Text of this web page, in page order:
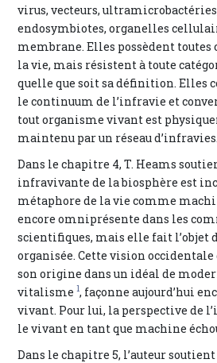
virus, vecteurs,
endosymbiotes, organelles
membrane. Elles possèdent
la vie, mais résistent à toute
quelle que soit sa définition. Elles
le continuum de l’infravie et
tout organisme vivant est
maintenu par un réseau d’infravies.
Dans le chapitre 4, T. Heams
infravivante de la biosphère est
métaphore de la vie comme
encore omniprésente dans les
scientifiques, mais elle fait l’objet
organisée. Cette vision occidentale
son origine dans un idéal de
vitalisme 1, façonne aujourd’hui
vivant. Pour lui, la perspective de
le vivant en tant que machine
Dans le chapitre 5, l’auteur